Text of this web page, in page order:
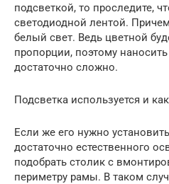
подсветкой, то проследите,
светодиодной лентой.
белый свет. Ведь цветной
пропорции, поэтому
достаточно сложно.
Подсветка используется и
Если же его нужно
достаточно естественного
подобрать столик с
периметру рамы. В таком